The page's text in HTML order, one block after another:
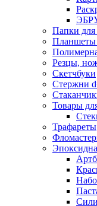
Папки для
Планшеты
Резцы,
Скетчбуки
Стержни
Товары
Трафареты